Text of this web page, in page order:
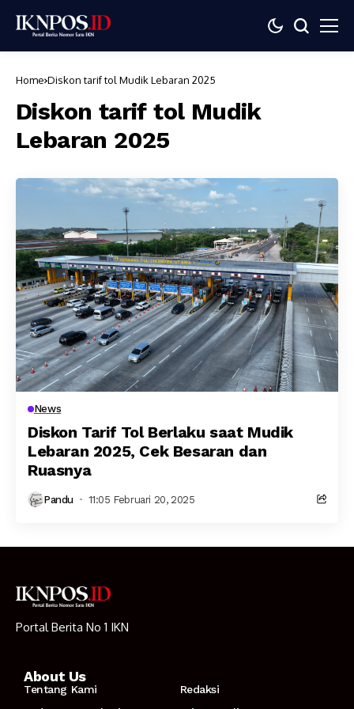
Home Diskon tarif tol Mudik Lebaran 2025
Diskon tarif tol Mudik
Lebaran 2025
News
Diskon Tarif Tol Berlaku saat Mudik
Lebaran 2025, Cek Besaran dan
Ruasnya
Pandu 11:05 Februari 20, 2025
Portal Berita No 1 IKN
About Us
Tentang Kami
Redaksi